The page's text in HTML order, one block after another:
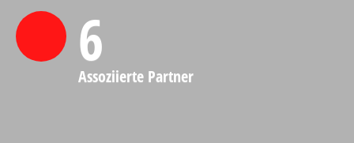
6
Assoziierte Partner